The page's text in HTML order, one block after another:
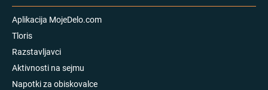
Aplikacija MojeDelo.com
Tloris
Razstavljavci
Aktivnosti na sejmu
Napotki za obiskovalce